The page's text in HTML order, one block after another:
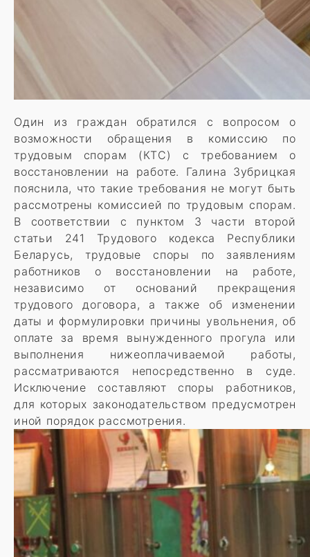
Один из граждан обратился с вопросом о
возможности обращения в комиссию по
трудовым спорам (КТС) с требованием о
восстановлении на работе. Галина Зубрицкая
пояснила, что такие требования не могут быть
рассмотрены комиссией по трудовым спорам.
В соответствии с пунктом 3 части второй
статьи 241 Трудового кодекса Республики
Беларусь, трудовые споры по заявлениям
работников о восстановлении на работе,
независимо от оснований прекращения
трудового договора, а также об изменении
даты и формулировки причины увольнения, об
оплате за время вынужденного прогула или
выполнения нижеоплачиваемой работы,
рассматриваются непосредственно в суде.
Исключение составляют споры работников,
для которых законодательством предусмотрен
иной порядок рассмотрения.